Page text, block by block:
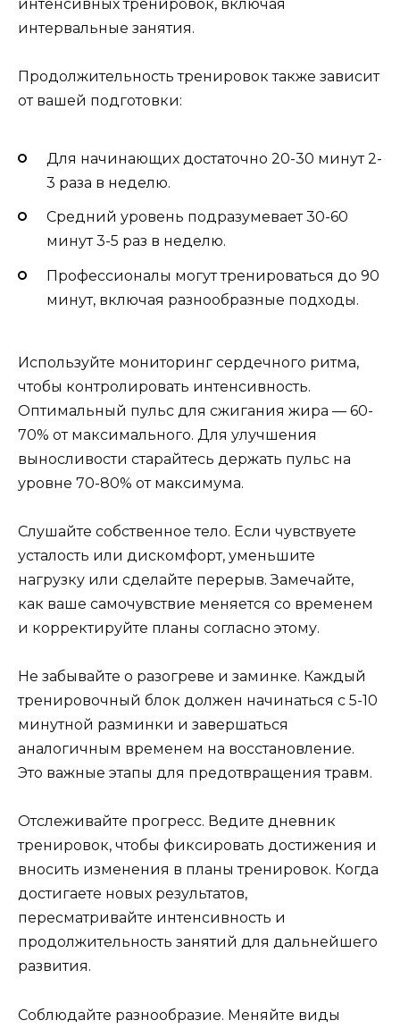
интенсивных тренировок, включая
интервальные занятия.
Продолжительность тренировок также зависит
от вашей подготовки:
Для начинающих достаточно 20-30 минут 2-
3 раза в неделю.
Средний уровень подразумевает 30-60
минут 3-5 раз в неделю.
Профессионалы могут тренироваться до 90
минут, включая разнообразные подходы.
Используйте мониторинг сердечного ритма,
чтобы контролировать интенсивность.
Оптимальный пульс для сжигания жира — 60-
70% от максимального. Для улучшения
выносливости старайтесь держать пульс на
уровне 70-80% от максимума.
Слушайте собственное тело. Если чувствуете
усталость или дискомфорт, уменьшите
нагрузку или сделайте перерыв. Замечайте,
как ваше самочувствие меняется со временем
и корректируйте планы согласно этому.
Не забывайте о разогреве и заминке. Каждый
тренировочный блок должен начинаться с 5-10
минутной разминки и завершаться
аналогичным временем на восстановление.
Это важные этапы для предотвращения травм.
Отслеживайте прогресс. Ведите дневник
тренировок, чтобы фиксировать достижения и
вносить изменения в планы тренировок. Когда
достигаете новых результатов,
пересматривайте интенсивность и
продолжительность занятий для дальнейшего
развития.
Соблюдайте разнообразие. Меняйте виды